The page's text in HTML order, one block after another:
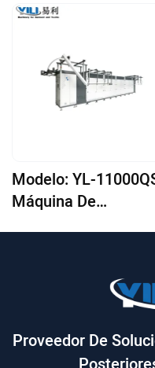
Modelo: YL-
Máquina De
Proveedor De